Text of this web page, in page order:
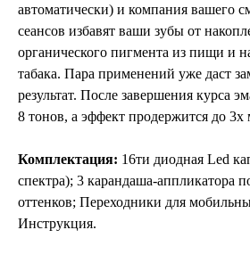
автоматически) и компания вашего
сеансов избавят ваши зубы от
органического пигмента из пищи и
табака. Пара применений уже даст
результат. После завершения курса
8 тонов, а эффект продержится до 3х
Комплектация: 16ти диодная Led
спектра); 3 карандаша-аппликатора
оттенков; Переходники для
Инструкция.